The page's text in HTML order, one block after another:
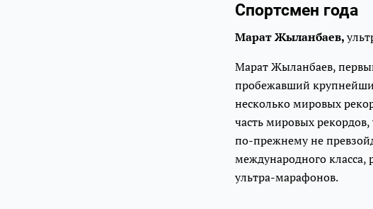
Спортсмен года
Марат Жыланбаев,
Марат Жыланбаев,
пробежавший
несколько мировых
часть мировых
по-прежнему не
международного класса,
ультра-марафонов.